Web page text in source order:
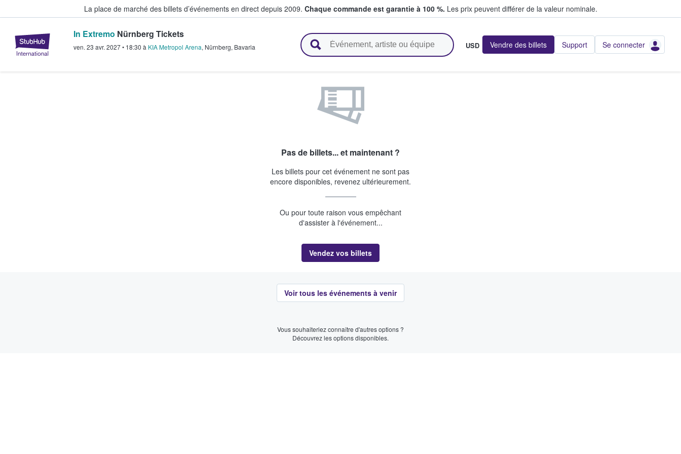
La place de marché des billets d’événements en direct depuis 2009. Chaque commande est garantie à 100 %. Les prix peuvent différer de la valeur nominale.
StubHub - Où les fans achètent et vendent des billets
In Extremo Nürnberg Tickets
ven. 23 avr. 2027• 18:30 à KIA Metropol Arena, Nürnberg, Bavaria USD Vendre des billets Support Se connecter
Pas de billets... et maintenant ?
Les billets pour cet événement ne sont pas
encore disponibles, revenez ultérieurement.
Ou pour toute raison vous empêchant
d'assister à l'événement...
Vendez vos billets
Voir tous les événements à venir
Vous souhaiteriez connaître d'autres options ?
Découvrez les options disponibles.